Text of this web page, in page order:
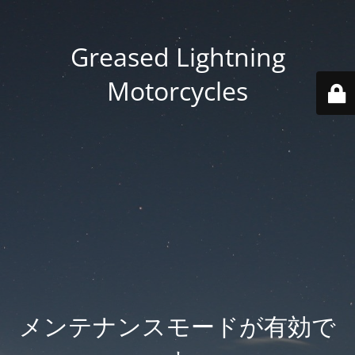
Greased Lightning
Motorcycles
メンテナンスモードが有効で